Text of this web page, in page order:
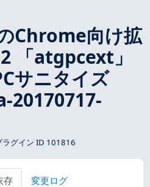
Chrome向け拡
「atgpcext」
サニタイズ
20170717-
ラグイン ID 101816
存 変更ログ